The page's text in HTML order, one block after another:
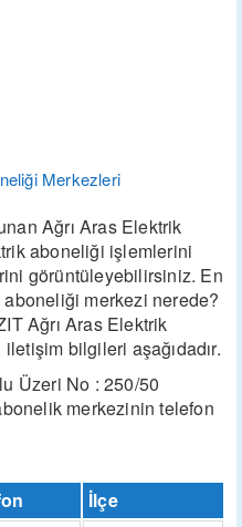
Merkezleri
Ağrı Aras Elektrik
aboneliği işlemlerini
görüntüleyebilirsiniz. En
aboneliği merkezi nerede?
Ağrı Aras Elektrik
bilgileri aşağıdadır.
Üzeri No : 250/50
merkezinin telefon
İlçe